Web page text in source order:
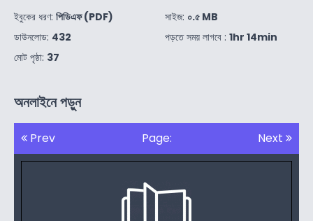
ইবুকের ধরণ: পিডিএফ (PDF)
ডাউনলোড: 432
মোট পৃষ্ঠা: 37
সাইজ: ০.৫ MB
পড়তে সময় লাগবে : 1hr 14min
অনলাইনে পড়ুন
Prev Page: Next